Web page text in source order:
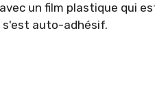
un film plastique qui
s'est auto-adhésif.